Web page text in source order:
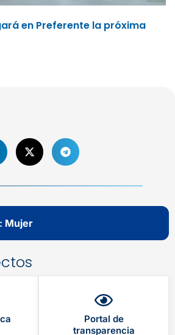
en Preferente la próxima
Mujer
Portal de
transparencia